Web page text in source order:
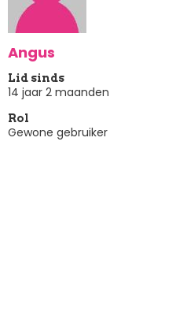
Angus
Lid sinds
14 jaar 2 maanden
Rol
Gewone gebruiker